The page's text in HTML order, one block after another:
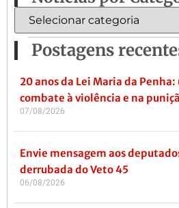
Postagens
20 anos da Lei Maria da
combate à violência e na
07/08/2026
Envie mensagem aos
derrubada do Veto 45
06/08/2026